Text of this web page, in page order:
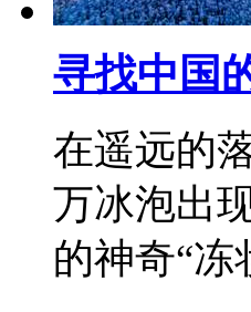
寻找中国
在遥远的
万冰泡出
的神奇“